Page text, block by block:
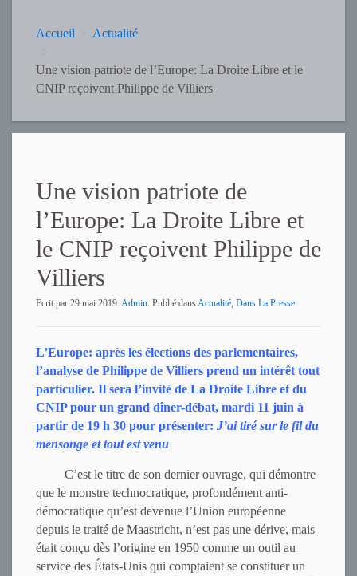
Accueil Actualité
Une vision patriote de l’Europe: La Droite Libre et le
CNIP reçoivent Philippe de Villiers
Une vision patriote de
l’Europe: La Droite Libre et
le CNIP reçoivent Philippe de
Villiers
Ecrit par 29 mai 2019. Admin. Publié dansActualité, Dans La Presse
L’Europe: après les élections des parlementaires,
l’analyse de Philippe de Villiers prend un intérêt tout
particulier. Il sera l’invité de La Droite Libre et du
CNIP pour un grand dîner-débat, mardi 11 juin à
partir de 19 h 30 pour présenter: J’ai tiré sur le fil du
mensonge et tout est venu
C’est le titre de son dernier ouvrage, qui démontre
que le monstre technocratique, profondément anti-
démocratique qu’est devenue l’Union européenne
depuis le traité de Maastricht, n’est pas une dérive, mais
était conçu dès l’origine en 1950 comme un outil au
service des États-Unis qui comptaient se constituer un